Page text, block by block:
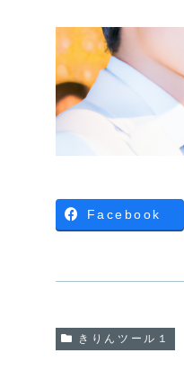
Facebook
きりんツール１